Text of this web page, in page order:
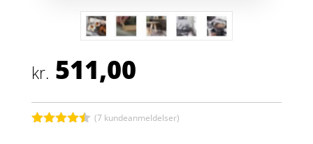
kr. 511,00
(7 kundeanmeldelser)